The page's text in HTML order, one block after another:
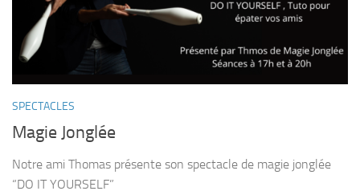
SPECTACLES
Magie Jonglée
Notre ami Thomas présente son spectacle de magie jonglée
“DO IT YOURSELF”